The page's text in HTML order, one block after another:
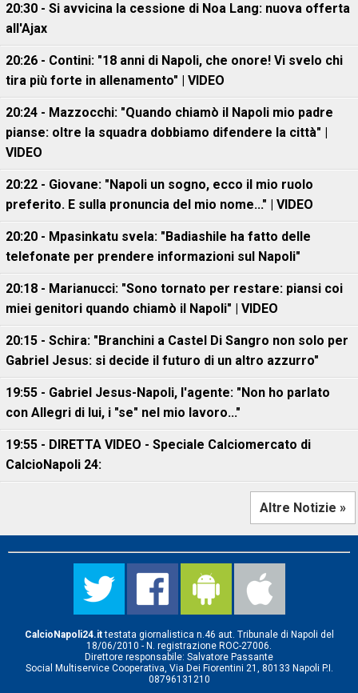
20:30 - Si avvicina la cessione di Noa Lang: nuova offerta
all'Ajax
20:26 - Contini: "18 anni di Napoli, che onore! Vi svelo chi
tira più forte in allenamento" | VIDEO
20:24 - Mazzocchi: "Quando chiamò il Napoli mio padre
pianse: oltre la squadra dobbiamo difendere la città" |
VIDEO
20:22 - Giovane: "Napoli un sogno, ecco il mio ruolo
preferito. E sulla pronuncia del mio nome..." | VIDEO
20:20 - Mpasinkatu svela: "Badiashile ha fatto delle
telefonate per prendere informazioni sul Napoli"
20:18 - Marianucci: "Sono tornato per restare: piansi coi
miei genitori quando chiamò il Napoli" | VIDEO
20:15 - Schira: "Branchini a Castel Di Sangro non solo per
Gabriel Jesus: si decide il futuro di un altro azzurro"
19:55 - Gabriel Jesus-Napoli, l'agente: "Non ho parlato
con Allegri di lui, i "se" nel mio lavoro..."
19:55 - DIRETTA VIDEO - Speciale Calciomercato di
CalcioNapoli 24:
Altre Notizie »
CalcioNapoli24.ittestata giornalistica n.46 aut. Tribunale di Napoli del
18/06/2010 - N. registrazione ROC-27006.
Direttore responsabile: Salvatore Passante
Social Multiservice Cooperativa, Via Dei Fiorentini 21, 80133 Napoli P.I.
08796131210